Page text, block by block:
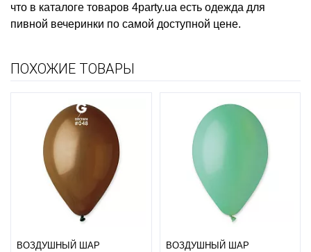
что в каталоге товаров 4party.ua есть одежда для
пивной вечеринки по самой доступной цене.
ПОХОЖИЕ ТОВАРЫ
ВОЗДУШНЫЙ ШАР
ВОЗДУШНЫЙ ШАР